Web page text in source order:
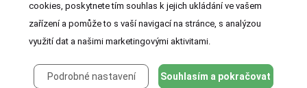
Kontakt|Zásady zpracování osobních údajů
cookies, poskytnete tím souhlas k jejich ukládání ve vašem
zařízení a pomůže to s vaší navigací na stránce, s analýzou
využití dat a našimi marketingovými aktivitami.
Podrobné nastavení Souhlasím a pokračovat